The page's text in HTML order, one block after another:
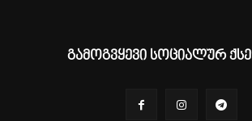
გამოგვყევი სოციალურ